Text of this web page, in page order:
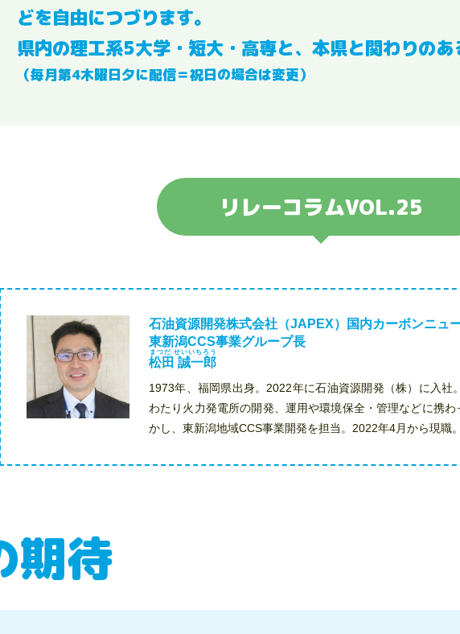
どを自由につづります。
県内の理工系5大学・短大・高専と、本県と関わりのあ
（毎月第4木曜日夕に配信＝祝日の場合は変更）
リレーコラムVOL.25
石油資源開発株式会社（JAPEX）国内カーボンニュ
東新潟CCS事業グループ長
松田 誠一郎
まつだ せいいちろう
1973年、福岡県出身。2022年に石油資源開発（株）に入社
わたり火力発電所の開発、運用や環境保全・管理などに携
かし、東新潟地域CCS事業開発を担当。2022年4月から現職。
期待